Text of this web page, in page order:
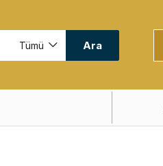
Tümü Ara